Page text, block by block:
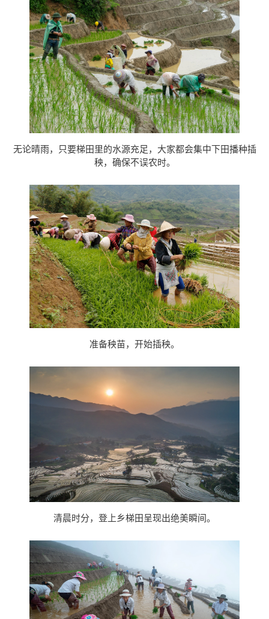
无论晴雨，只要梯田里的水源充足，大家都会集中下田播种插
秧，确保不误农时。
准备秧苗，开始插秧。
清晨时分，登上乡梯田呈现出绝美瞬间。